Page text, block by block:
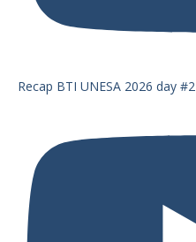
Recap BTI UNESA 2026 day #2